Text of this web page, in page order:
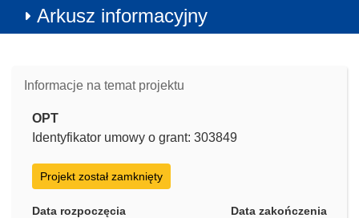
Arkusz informacyjny
Informacje na temat projektu
OPT
Identyfikator umowy o grant: 303849
Projekt został zamknięty
Data rozpoczęcia
Data zakończenia